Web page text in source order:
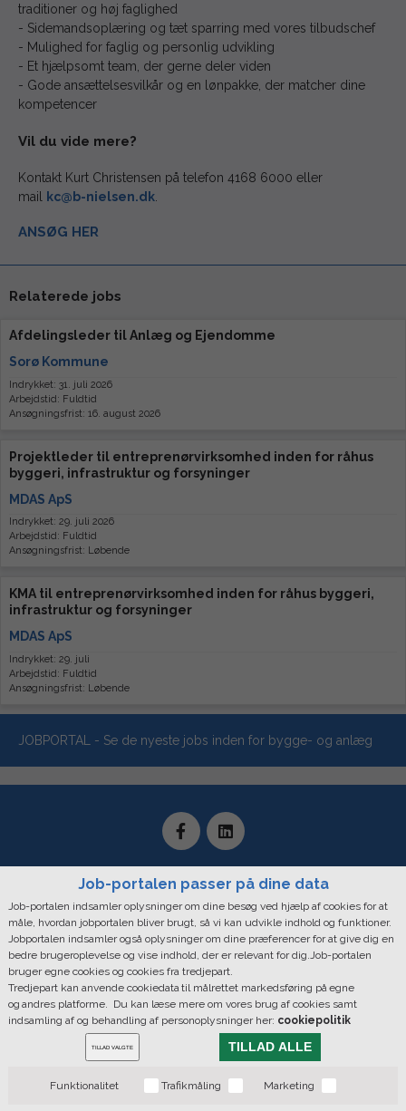
traditioner og høj faglighed
- Sidemandsoplæring og tæt sparring med vores tilbudschef
- Mulighed for faglig og personlig udvikling
- Et hjælpsomt team, der gerne deler viden
- Gode ansættelsesvilkår og en lønpakke, der matcher dine
kompetencer
Vil du vide mere?
Kontakt Kurt Christensen på telefon 4168 6000 eller
mail kc@b-nielsen.dk
ANSØG HER
Relaterede jobs
Afdelingsleder til Anlæg og Ejendomme
Sorø Kommune
Indrykket: 31. juli 2026
Arbejdstid: Fuldtid
Ansøgningsfrist: 16. august 2026
Projektleder til entreprenørvirksomhed inden for råhus
byggeri, infrastruktur og forsyninger
MDAS ApS
Indrykket: 29. juli 2026
Arbejdstid: Fuldtid
Ansøgningsfrist: Løbende
KMA til entreprenørvirksomhed inden for råhus byggeri,
infrastruktur og forsyninger
MDAS ApS
Indrykket: 29. juli
Arbejdstid: Fuldtid
Ansøgningsfrist: Løbende
JOBPORTAL - Se de nyeste jobs inden for bygge- og anlæg
Mediaxpress, Bredgade 36. 1. Sal - Forhuset, 1260 København K |
CVR: 28890346
Telefontider: Mandag - Fredag: 09.00 - 16.00 | Hovednummer: +45
33 44 55 55
Copyright © 2019 MediaXpress. All rights reserved |Cookie Policy
Du bestemer over din data
Bygge & Anlægsavisen
Job-portalen passer på dine data
Job-portalen indsamler oplysninger om dine besøg ved hjælp af cookies for at
måle, hvordan jobportalen bliver brugt, så vi kan udvikle indhold og funktioner.
Jobportalen indsamler også oplysninger om dine præferencer for at give dig en
bedre brugeroplevelse og vise indhold, der er relevant for dig.Job-portalen
bruger egne cookies og cookies fra tredjepart.
Tredjepart kan anvende cookiedata til målrettet markedsføring på egne
og andres platforme. Du kan læse mere om vores brug af cookies samt
indsamling af og behandling af personoplysninger her: cookiepolitik
TILLAD VALGTE TILLAD ALLE
Funktionalitet Trafikmåling Marketing